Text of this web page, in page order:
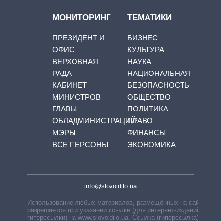
МОНИТОРИНГ
ПРЕЗИДЕНТ И
ОФИС
ВЕРХОВНАЯ
РАДА
КАБИНЕТ
МИНИСТРОВ
ГЛАВЫ
ОБЛАДМИНИСТРАЦИЙ
МЭРЫ
ВСЕ ПЕРСОНЫ
ТЕМАТИКИ
БИЗНЕС
КУЛЬТУРА
НАУКА
НАЦИОНАЛЬНАЯ
БЕЗОПАСНОСТЬ
ОБЩЕСТВО
ПОЛИТИКА
ПРАВО
ФИНАНСЫ
ЭКОНОМИКА
info@slovoidilo.ua
Использование любых материалов, размещённых на сайте,
разрешается при указании ссылки (для интернет-изданий —
гиперссылки) на www.slovoidilo.ua. Ссылка (гиперссылка)